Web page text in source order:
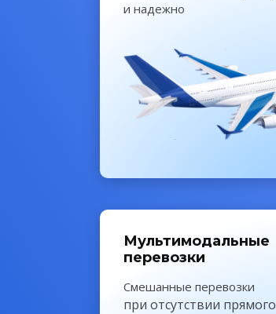
и надежно
Мультимодальные
перевозки
Смешанные перевозки
при отсутствии прямого